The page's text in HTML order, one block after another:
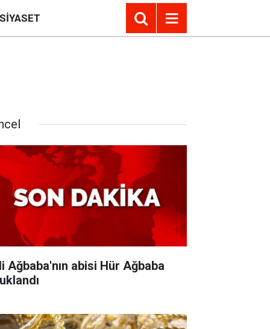
Ağbaba'nın abisi Hür Ağbaba